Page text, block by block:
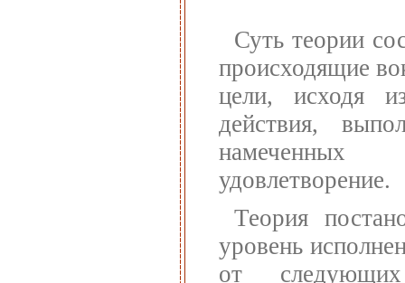
Суть теории
происходящие
цели, исходя
действия,
намеченных
удовлетворение.
Теория
уровень
от